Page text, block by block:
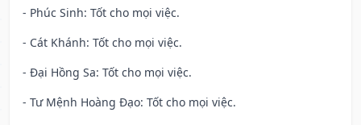
- Phúc Sinh: Tốt cho mọi việc.
- Cát Khánh: Tốt cho mọi việc.
- Đại Hồng Sa: Tốt cho mọi việc.
- Tư Mệnh Hoàng Đạo: Tốt cho mọi việc.